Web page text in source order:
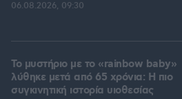
06.08.2026, 09:30
Το μυστήριο με το «rainbow baby»
λύθηκε μετά από 65 χρόνια: Η πιο
συγκινητική ιστορία υιοθεσίας